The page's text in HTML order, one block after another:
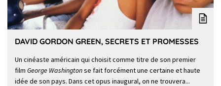
DAVID GORDON GREEN, SECRETS ET PROMESSES
Un cinéaste américain qui choisit comme titre de son premier
film George Washingtonse fait forcément une certaine et haute
idée de son pays. Dans cet opus inaugural, on ne trouvera...